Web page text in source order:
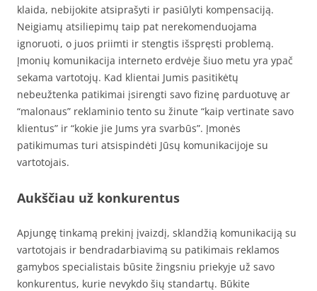
klaida, nebijokite atsiprašyti ir pasiūlyti kompensaciją.
Neigiamų atsiliepimų taip pat nerekomenduojama
ignoruoti, o juos priimti ir stengtis išspręsti problemą.
Įmonių komunikacija interneto erdvėje šiuo metu yra ypač
sekama vartotojų. Kad klientai Jumis pasitikėtų
nebeužtenka patikimai įsirengti savo fizinę parduotuvę ar
“malonaus” reklaminio tento su žinute “kaip vertinate savo
klientus” ir “kokie jie Jums yra svarbūs”. Įmonės
patikimumas turi atsispindėti Jūsų komunikacijoje su
vartotojais.
Aukščiau už konkurentus
Apjungę tinkamą prekinį įvaizdį, sklandžią komunikaciją su
vartotojais ir bendradarbiavimą su patikimais reklamos
gamybos specialistais būsite žingsniu priekyje už savo
konkurentus, kurie nevykdo šių standartų. Būkite